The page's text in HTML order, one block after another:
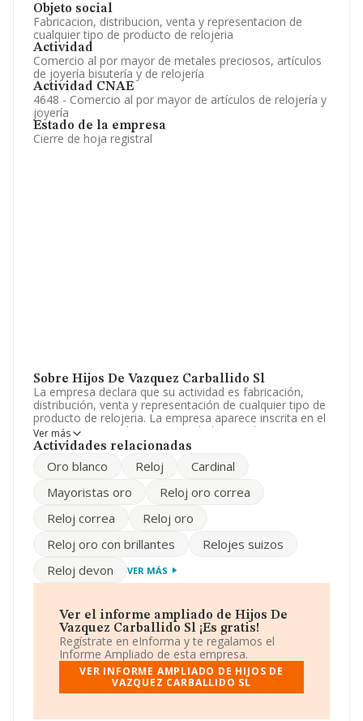
Objeto social
Fabricacion, distribucion, venta y representacion de
cualquier tipo de producto de relojeria
Actividad
Comercio al por mayor de metales preciosos, artículos
de joyería bisutería y de relojería
Actividad CNAE
4648 - Comercio al por mayor de artículos de relojería y
joyería
Estado de la empresa
Cierre de hoja registral
Sobre Hijos De Vazquez Carballido Sl
La empresa declara que su actividad es fabricación,
distribución, venta y representación de cualquier tipo de
producto de relojeria. La empresa aparece inscrita en el
Registro Mercantil como Sociedad Limitada. La
actividad de referencia CNAE corresponde a 'Comercio
Código es 4648. La empresa es importadora.
El número de empleados ha sido el mismo con respecto
disposición de INFORMA, ha contado con un número de
facilita el número de teléfono 981223750 y su correo es
comercial@hvc.es. Puedes visitar su sitio web:
La compañíaHijos de Vazquez Carballido S.L
B15613375, se encuentra en Calle San Agustín núm. 21
1, (15001), en el municipio de A Coruña, Galicia.
Con los datos a disposición de INFORMA sobre 2.430
empresas pertenecientes al sector, a nivel nacional la
media entre todas las compañías es de 1 millón de
Ver más
Actividades relacionadas
Oro blanco Reloj
Cardinal
Mayoristas oro
Reloj oro correa
Reloj correa
Reloj oro
Reloj oro con brillantes
Relojes suizos
Reloj devon
VER MÁS
Ver el informe ampliado de Hijos De
Vazquez Carballido Sl ¡Es gratis!
Regístrate en eInforma y te regalamos el
Informe Ampliado de esta empresa.
VER INFORME AMPLIADO DE HIJOS DE
VAZQUEZ CARBALLIDO SL